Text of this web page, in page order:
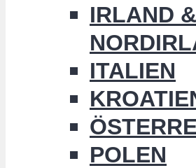
IRLAND &
ITALIEN
POLEN